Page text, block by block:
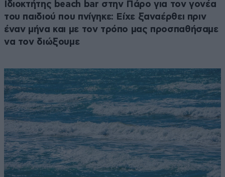
Ιδιοκτήτης beach bar στην Πάρο για τον γονέα
του παιδιού που πνίγηκε: Είχε ξαναέρθει πριν
έναν μήνα και με τον τρόπο μας προσπαθήσαμε
να τον διώξουμε